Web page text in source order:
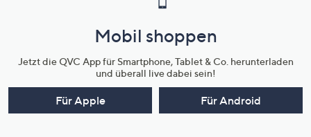
Mobil shoppen
Jetzt die QVC App für Smartphone, Tablet & Co. herunterladen
und überall live dabei sein!
Für Apple Für Android